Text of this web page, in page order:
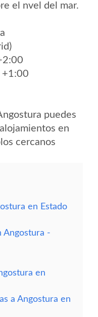
el nvel del mar.
+1:00
puedes
en
cercanos
en Estado
Angostura -
en
a Angostura en